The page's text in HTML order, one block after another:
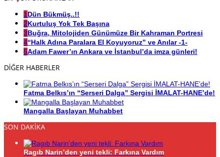
1 Dün Bükmüş..!!
2Kurtuluş Yok Tek Başına
3Buğra, Mitolojiden Günümüze Bir Kahraman Portresi
4“Halk Adına Paralara El Koyuyoruz” ve Anılar -1-
5Adam Fawer’ın Ankara ve İstanbul’da imza günleri!
DİĞER HABERLER
Fatma Belkıs’ın “Serseri Dalga” Sergisi İMALAT-HANE’de!
Mangalla Başlayan Muhabbet
SON DAKİKA
Ragıb Narin’den yeni tekli: Farkına Vardım